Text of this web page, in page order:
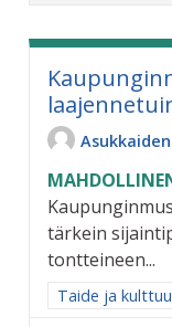
tärkein
tontteineen...
Rajaa tulokset
Taide ja